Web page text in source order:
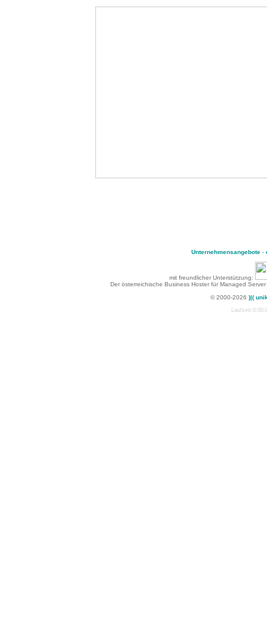
Unternehmensangebote-
mit freundlicher Unterstützung:
Der österreichische Business Hoster für Managed
© 2000-2026 )|(